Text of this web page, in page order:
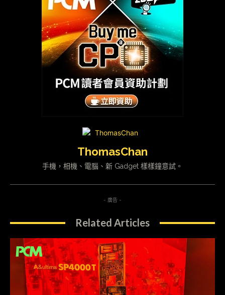
ThomasChan
手機，相機、電腦、新 Gadget 樣樣鐘意試。
- 廣告 -
Related Articles